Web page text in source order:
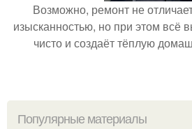
Возможно, ремонт не
изысканностью, но при этом всё
чисто и создаёт тёплую
Популярные материалы